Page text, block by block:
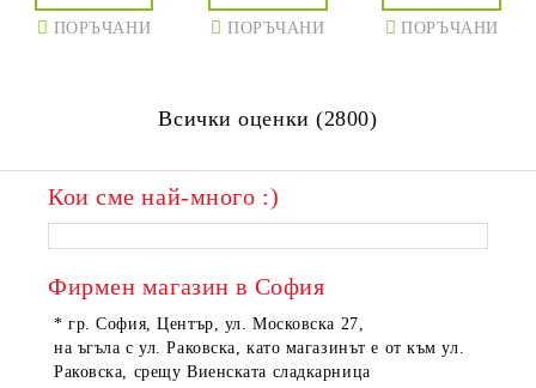
ПОРЪЧАНИ ПОРЪЧАНИ ПОРЪЧАНИ
Всички оценки (2800)
Кои сме най-много :)
Фирмен магазин в София
* гр. София, Център, ул. Московска 27,
на ъгъла с ул. Раковска, като магазинът е от към ул.
Раковска, срещу Виенската сладкарница